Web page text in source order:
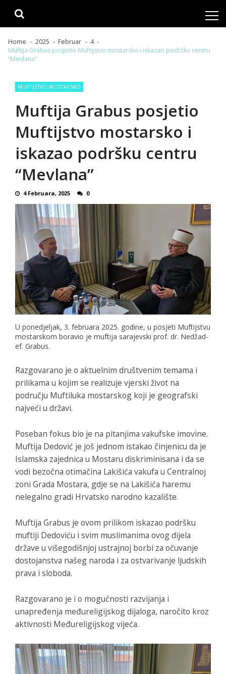
Home 2025 Februar
4
Muftija Grabus posjetio Muftijstvo mostarsko i iskazao podršku centru
“Mevlana”
MUFTIJSTVO MOSTARSKO
Muftija Grabus posjetio
Muftijstvo mostarsko i
iskazao podršku centru
“Mevlana”
4 Februara, 2025 0
U ponedjeljak, 3. februara 2025. godine, u posjeti Muftijstvu
mostarskom boravio je muftija sarajevski prof. dr. Nedžad-
ef. Grabus.
Razgovarano je o aktuelnim društvenim temama i
prilikama u kojim se realizuje vjerski život na
području Muftiluka mostarskog koji je geografski
najveći u državi.
Poseban fokus bio je na pitanjima vakufske imovine.
Muftija Dedović je još jednom istakao činjenicu da je
Islamska zajednica u Mostaru diskriminisana i da se
vodi bezočna otimačina Lakišića vakufa u Centralnoj
zoni Grada Mostara, gdje se na Lakišića haremu
nelegalno gradi Hrvatsko narodno kazalište.
Muftija Grabus je ovom prilikom iskazao podršku
muftiji Dedoviću i svim muslimanima ovog dijela
države u višegodišnjoj ustrajnoj borbi za očuvanje
dostojanstva našeg naroda i za ostvarivanje ljudskih
prava i sloboda.
Razgovarano je i o mogućnosti razvijanja i
unapređenja međureligijskog dijaloga, naročito kroz
aktivnosti Međureligijskog vijeća.